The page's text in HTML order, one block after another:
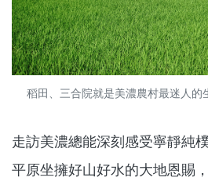
稻田、三合院就是美濃農村最迷人
走訪美濃總能深刻感受寧靜純
平原坐擁好山好水的大地恩賜